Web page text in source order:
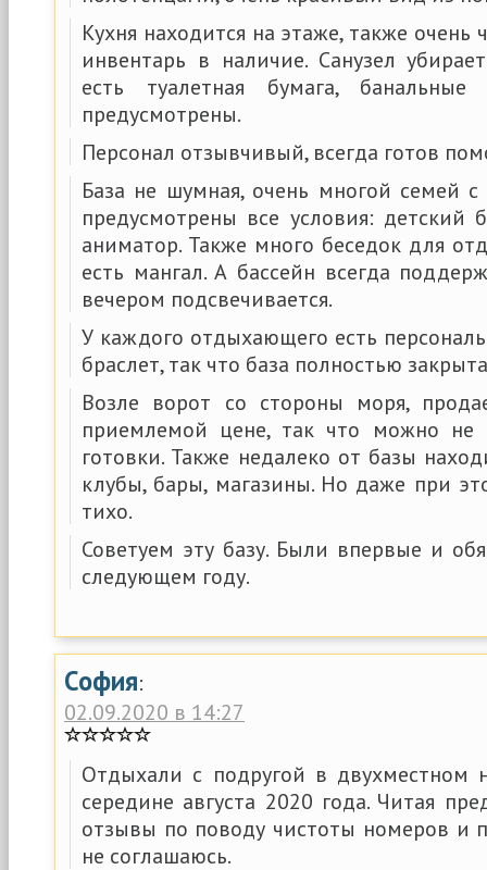
Кухня находится на этаже, также очень
инвентарь в наличие. Санузел
есть туалетная бумага, банальные
предусмотрены.
Персонал отзывчивый, всегда готов
База не шумная, очень многой семей
предусмотрены все условия: детский
аниматор. Также много беседок для
есть мангал. А бассейн всегда
вечером подсвечивается.
У каждого отдыхающего есть
браслет, так что база полностью
Возле ворот со стороны моря,
приемлемой цене, так что можно не
готовки. Также недалеко от базы
клубы, бары, магазины. Но даже при
тихо.
Советуем эту базу. Были впервые и
следующем году.
София:
02.09.2020 в 14:27
Отдыхали с подругой в двухместном
середине августа 2020 года. Читая
отзывы по поводу чистоты номеров и
не соглашаюсь.